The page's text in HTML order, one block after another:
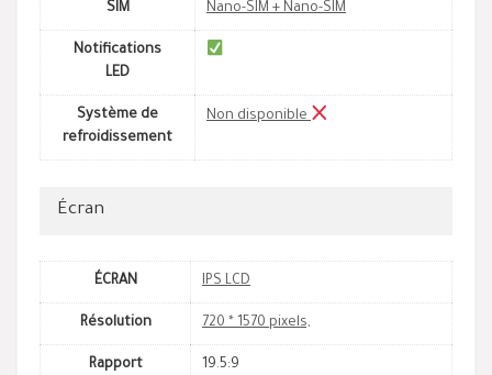
SIM Nano-SIM + Nano-SIM
Notifications
LED
Système de
refroidissement
Non disponible
Écran
ÉCRAN IPS LCD
Résolution 720 * 1570 pixels,
Rapport 19.5:9